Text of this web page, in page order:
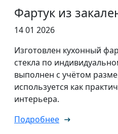
Фартук из
14 01 2026
Изготовлен кухонный
стекла по
выполнен с учётом
используется как
интерьера.
Подробнее